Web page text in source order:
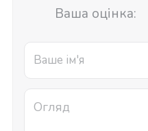
Ваша оцінка: